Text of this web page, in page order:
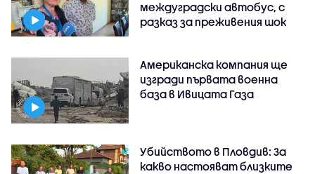
междуградски автобус, с
разказ за преживения шок
Американска компания ще
изгради първата военна
база в Ивицата Газа
Убийството в Пловдив: За
какво настояват близките